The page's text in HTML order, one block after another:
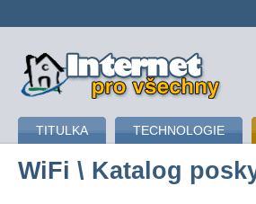
připojení k internetu
TITULKA TECHNOLOGIE
WiFi \ Katalog